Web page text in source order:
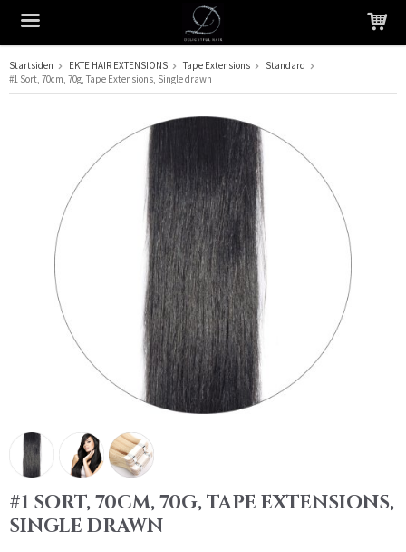
Produktet har blitt lagt til i handlekurven din
Startsiden EKTE HAIR EXTENSIONS Tape Extensions
Standard
#1 Sort, 70cm, 70g, Tape Extensions, Single drawn
#1 SORT, 70CM, 70G, TAPE EXTENSIONS,
SINGLE DRAWN